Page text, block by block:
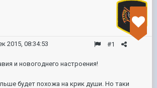
#1
2015, 08:34:53
и новогоднего настроения!
будет похожа на крик души. Но таки